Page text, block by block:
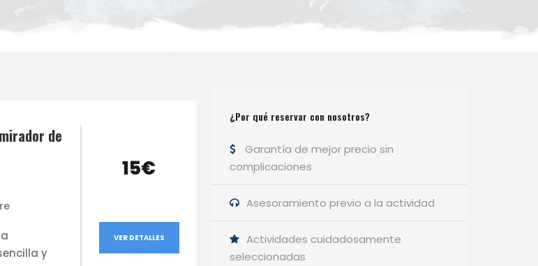
de
y
15€
VER DETALLES
¿Por qué reservar con nosotros?
Garantía de mejor precio sin
complicaciones
Asesoramiento previo a la actividad
Actividades cuidadosamente
seleccionadas